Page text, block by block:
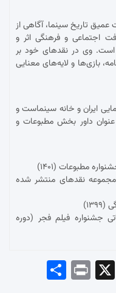
تاریخ سینما، آگاهی از
اجتماعی و فرهنگی اثر و
است. وی در نقدهای خود بر
بازی‌ها و لایه‌های معنایی
ایران و خانه سینماست و
داور بخش مطبوعات و
مطبوعات (۱۴۰۱)
مجموعه نقدهای منتشر شده
جشنواره فیلم فجر (دوره
Tel
Pri